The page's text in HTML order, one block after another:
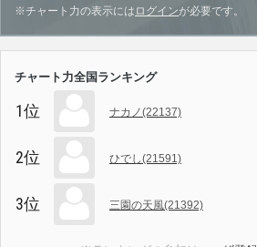
※チャート力の表示には ログインが必要です。
チャート力全国ランキング
1位 ナカノ(22137)
2位 ひでし(21591)
3位 三園の天風(21392)